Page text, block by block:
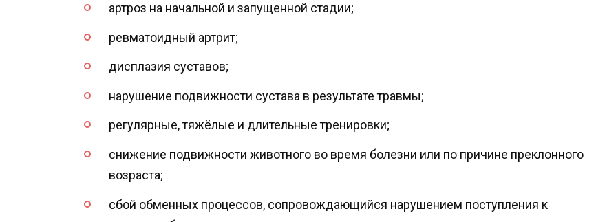
артроз на начальной и запущенной стадии;
ревматоидный артрит;
дисплазия суставов;
нарушение подвижности сустава в результате травмы;
регулярные, тяжёлые и длительные тренировки;
снижение подвижности животного во время болезни или по причине преклонного
возраста;
сбой обменных процессов, сопровождающийся нарушением поступления к